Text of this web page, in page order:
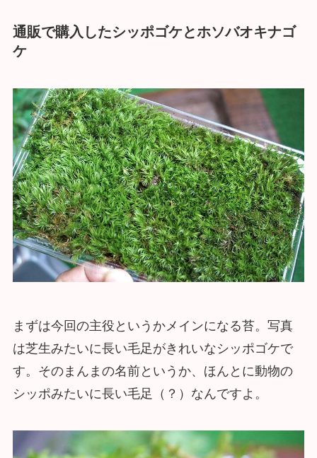
通販で購入したシッポゴケとホソバオキナゴ
ケ
まずは今回の主役というかメインになる苔。写真
は芝生みたいに長い毛足がきれいなシッポゴケで
す。そのまんまの名前というか、ほんとに動物の
シッポみたいに長い毛足（？）なんですよ。